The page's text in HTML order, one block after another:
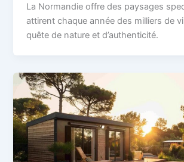
La Normandie offre des paysages
attirent chaque année des milliers de
quête de nature et d’authenticité.